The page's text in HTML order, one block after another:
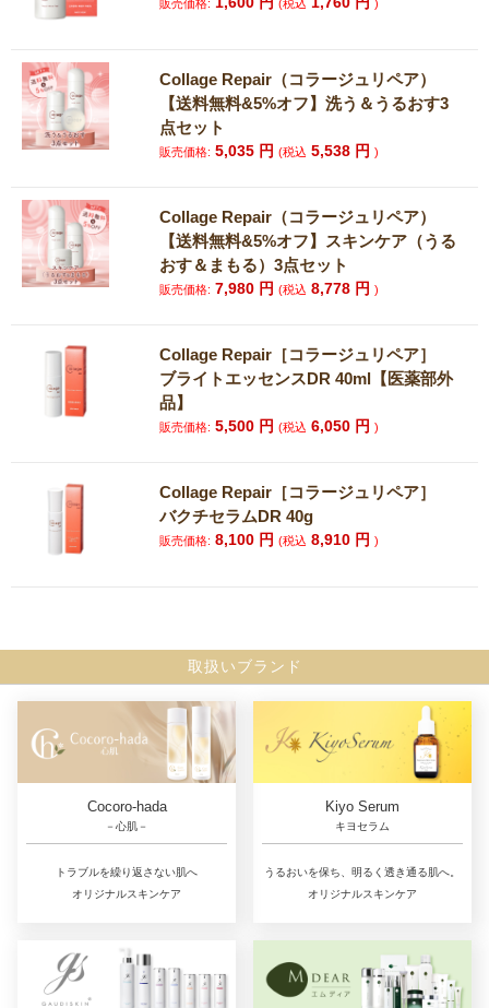
販売価格: (税込 )
Collage Repair（コラージュリペア）
【送料無料&5%オフ】洗う＆うるおす3
点セット
販売価格: 5,035 円(税込 5,538 円)
Collage Repair（コラージュリペア）
【送料無料&5%オフ】スキンケア（うる
おす＆まもる）3点セット
販売価格: 7,980 円(税込 8,778 円)
Collage Repair［コラージュリペア］
ブライトエッセンスDR 40ml【医薬部外
品】
販売価格: 5,500 円(税込 6,050 円)
Collage Repair［コラージュリペア］
バクチセラムDR 40g
販売価格: 8,100 円(税込 8,910 円)
取扱いブランド
Cocoro-hada
－心肌－
トラブルを繰り返さない肌へ
オリジナルスキンケア
Kiyo Serum
キヨセラム
うるおいを保ち、明るく透き通る肌へ。
オリジナルスキンケア